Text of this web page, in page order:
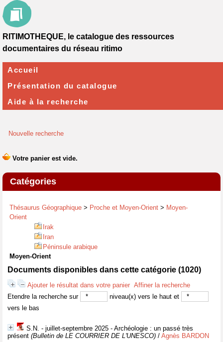
Nouvelle recherche
Catégories
Thésaurus Géographique > Proche et Moyen-Orient > Moyen-
Orient
Irak
Iran
Péninsule arabique
Moyen-Orient
Documents disponibles dans cette catégorie (1020)
Ajouter le résultat dans votre panier Affiner la recherche
Etendre la recherche sur
niveau(x) vers le haut et
vers le bas
S.N. - juillet-septembre 2025 - Archéologie : un passé très
présent (Bulletin de LE COURRIER DE L'UNESCO) / Agnès BARDON
RITIMOTHEQUE, le catalogue des ressources
documentaires du réseau ritimo
Accueil
Présentation du catalogue
Aide à la recherche